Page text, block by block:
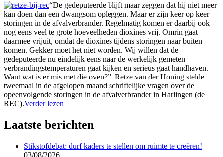
“De gedeputeerde blijft maar zeggen dat hij niet meer
kan doen dan een dwangsom opleggen. Maar er zijn keer op keer
storingen in de afvalverbrander. Regelmatig komen er daarbij ook
nog eens veel te grote hoeveelheden dioxines vrij. Omrin gaat
daarmee vrijuit, omdat de dioxines tijdens storingen naar buiten
komen. Gekker moet het niet worden. Wij willen dat de
gedeputeerde nu eindelijk eens naar de werkelijk gemeten
verbrandingstemperaturen gaat kijken en serieus gaat handhaven.
Want wat is er mis met die oven?”. Retze van der Honing stelde
tweemaal in de afgelopen maand schriftelijke vragen over de
opeenvolgende storingen in de afvalverbrander in Harlingen (de
REC).Verder lezen
Laatste berichten
Stikstofdebat: durf kaders te stellen om ruimte te creëren!
03/08/2026